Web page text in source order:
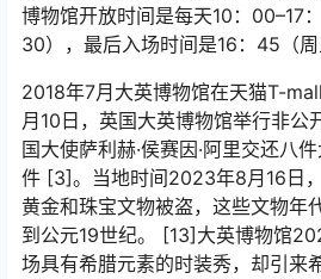
博物馆开放时间是每天10：00–17
30），最后入场时间是16：45（周
2018年7月大英博物馆在天猫T-
月10日，英国大英博物馆举行非公
国大使萨利赫·侯赛因·阿里交还八
件 [3]。当地时间2023年8月16日
黄金和珠宝文物被盗，这些文物年
到公元19世纪。
[13] 大英博物馆
场具有希腊元素的时装秀，却引来